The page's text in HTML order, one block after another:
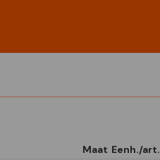
Maat Eenh./art.